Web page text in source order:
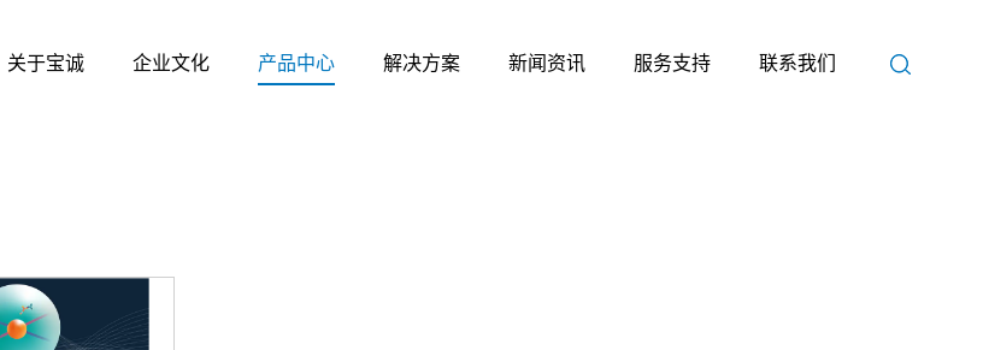
关于宝诚 企业文化 产品中心 解决方案 新闻资讯 服务支持 联系我们